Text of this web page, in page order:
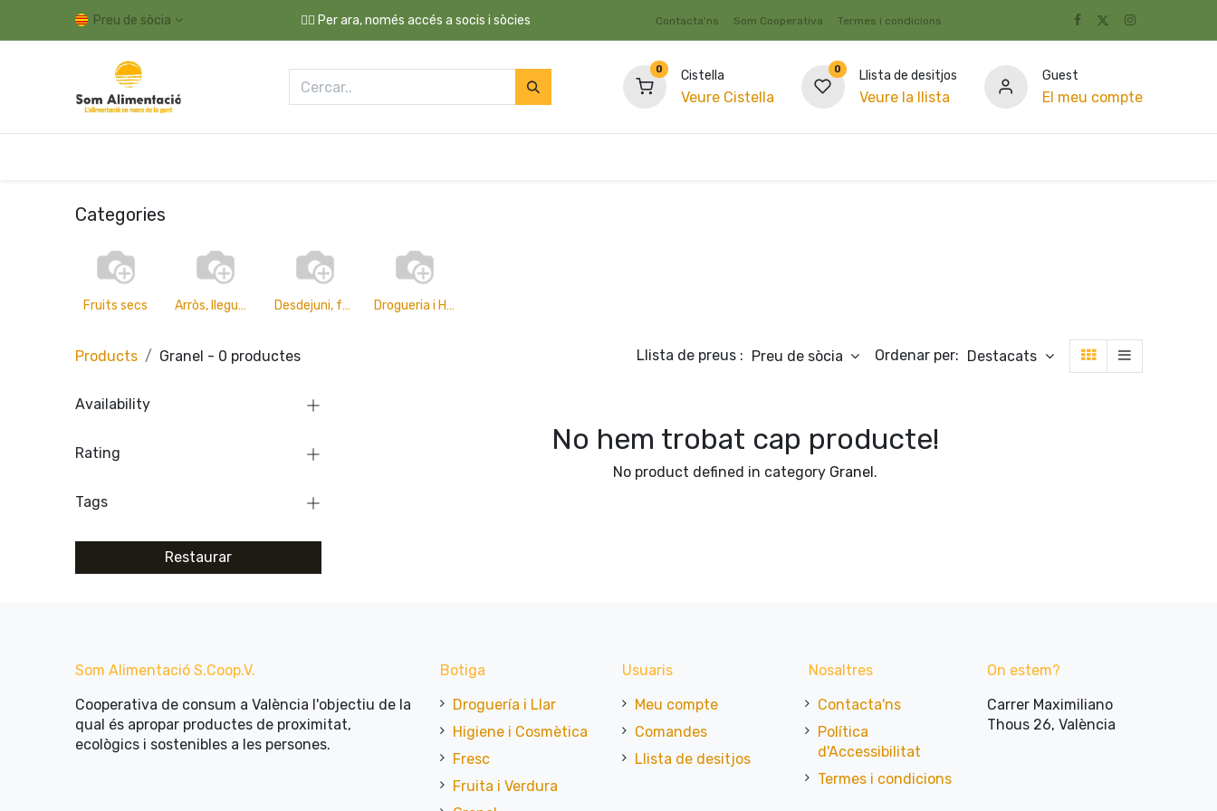
Preu de sòcia 👉🏼 Per ara, només accés a socis i sòcies Contacta'ns Som Cooperativa Termes i condicions
0 Cistella
Veure Cistella
0 Llista de desitjos
Veure la llista
Guest
El meu compte
Categories
Fruits secs Arròs, llegum, pasta, grans i llavors Desdejuni, farines i dolços Drogueria i Higiene
Products Granel - 0 productes Llista de preus : Preu de sòcia Ordenar per: Destacats
Availability
Rating
Tags
Restaurar
No hem trobat cap producte!
No product defined in category Granel .
Som Alimentació​ ​S.Coop.V.
Cooperativa de consum a València l'objectiu de la
qual és apropar productes de proximitat,
ecològics i sostenibles a les persones.
Botiga
Droguería i Llar
Higiene i Cosmètica
Fresc
Fruita i Verdura
Usuaris
Meu compte
Comandes
Llista de desitjos
Nosaltres
Contacta'ns
Política
d'Accessibilitat​
Termes i condicions
On estem?
Carrer Maximiliano
Thous 26, València